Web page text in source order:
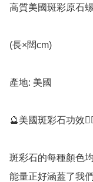
高質美國斑彩原石
(長×闊cm)
產地: 美國
🔮美國斑彩石功效
斑彩石的每種顏色
能量正好涵蓋了我